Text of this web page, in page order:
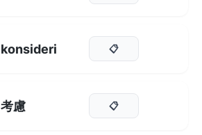
konsideri 📋
考慮 📋